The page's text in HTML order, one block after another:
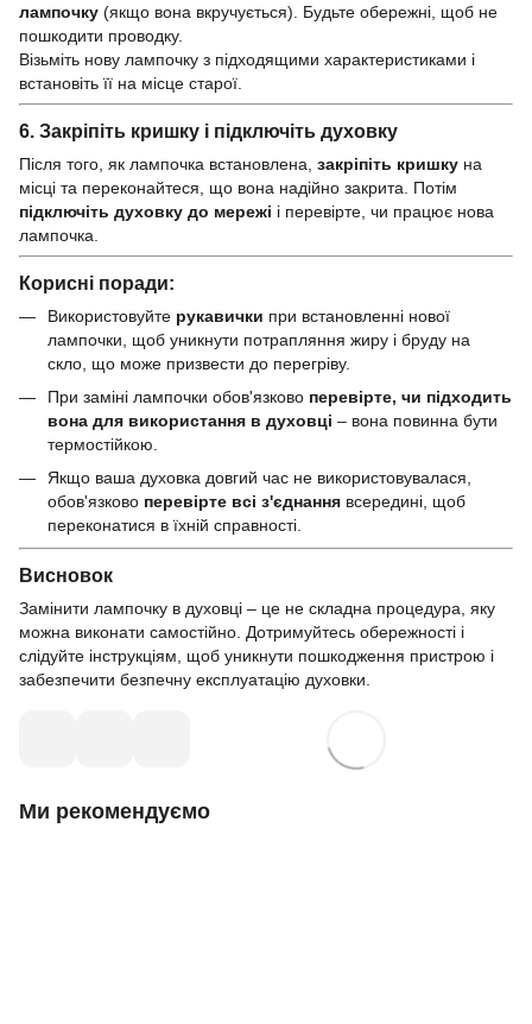
лампочку (якщо вона вкручується). Будьте обережні, щоб не
пошкодити проводку.
Візьміть нову лампочку з підходящими характеристиками і
встановіть її на місце старої.
6. Закріпіть кришку і підключіть духовку
Після того, як лампочка встановлена, закріпіть кришку на
місці та переконайтеся, що вона надійно закрита. Потім
підключіть духовку до мережі і перевірте, чи працює нова
лампочка.
Корисні поради:
Використовуйте рукавички при встановленні нової
лампочки, щоб уникнути потрапляння жиру і бруду на
скло, що може призвести до перегріву.
При заміні лампочки обов'язково перевірте, чи підходить
вона для використання в духовці – вона повинна бути
термостійкою.
Якщо ваша духовка довгий час не використовувалася,
обов'язково перевірте всі з'єднання всередині, щоб
переконатися в їхній справності.
Висновок
Замінити лампочку в духовці – це не складна процедура, яку
можна виконати самостійно. Дотримуйтесь обережності і
слідуйте інструкціям, щоб уникнути пошкодження пристрою і
забезпечити безпечну експлуатацію духовки.
Ми рекомендуємо